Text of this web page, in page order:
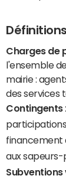
Charges de
l'ensemble
mairie :
des services
Contingents
financement
aux
Subventions